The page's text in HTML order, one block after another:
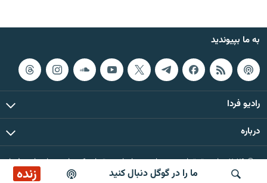
ما را در گوگل دنبال کنید زنده
به ما بپیوندید
رادیو فردا
درباره
© ۲۰۲۶ تمام حقوق این وب‌سایت، بر اساس مقررات کپی‌رایت، برای رادیو فردا
محفوظ است.